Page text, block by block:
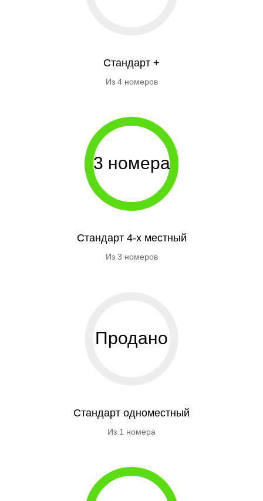
Стандарт +
Из 4 номеров
3 номера
Стандарт 4-х местный
Из 3 номеров
Продано
Стандарт одноместный
Из 1 номера